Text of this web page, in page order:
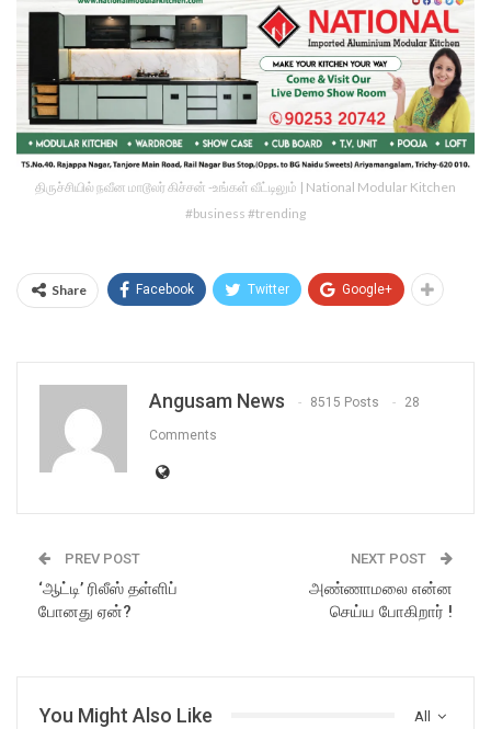
திருச்சியில் நவீன மாடூலர் கிச்சன் -உங்கள் வீட்டிலும் | National Modular Kitchen
#business #trending
Share Facebook Twitter Google+
Angusam News 8515 Posts 28
Comments
PREV POST
‘ஆட்டி’ ரிலீஸ் தள்ளிப்
போனது ஏன்?
NEXT POST
அண்ணாமலை என்ன
செய்ய போகிறார் !
All
You Might Also Like